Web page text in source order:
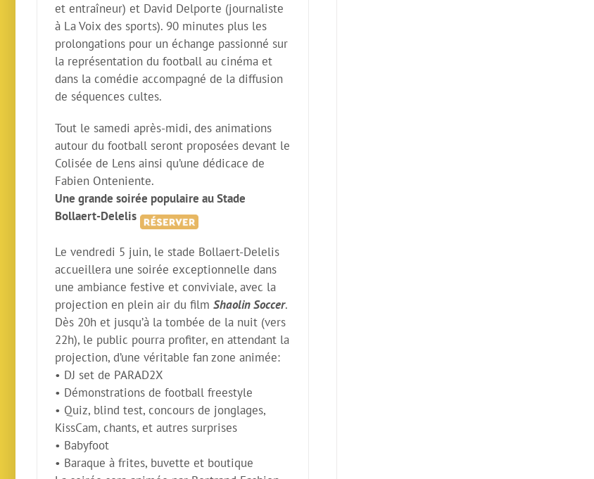
et entraîneur) et David Delporte (journaliste
à La Voix des sports). 90 minutes plus les
prolongations pour un échange passionné sur
la représentation du football au cinéma et
dans la comédie accompagné de la diffusion
de séquences cultes.
Tout le samedi après-midi, des animations
autour du football seront proposées devant le
Colisée de Lens ainsi qu’une dédicace de
Fabien Onteniente.
Une grande soirée populaire au Stade
Bollaert-Delelis
Le vendredi 5 juin, le stade Bollaert-Delelis
accueillera une soirée exceptionnelle dans
une ambiance festive et conviviale, avec la
projection en plein air du film Shaolin Soccer.
Dès 20h et jusqu’à la tombée de la nuit (vers
22h), le public pourra profiter, en attendant la
projection, d’une véritable fan zone animée:
• DJ set de PARAD2X
• Démonstrations de football freestyle
• Quiz, blind test, concours de jonglages,
KissCam, chants, et autres surprises
• Babyfoot
• Baraque à frites, buvette et boutique